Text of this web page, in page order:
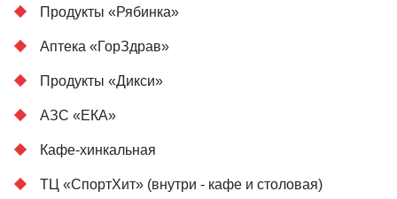
Продукты «Рябинка»
Аптека «ГорЗдрав»
Продукты «Дикси»
АЗС «ЕКА»
Кафе-хинкальная
ТЦ «СпортХит» (внутри - кафе и столовая)